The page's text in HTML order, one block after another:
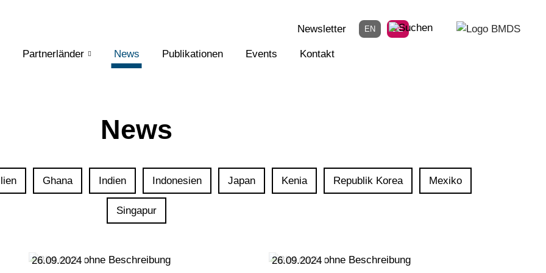
Partnerländer News Publikationen Events Kontakt
Newsletter EN DE
News
Ghana Indien Indonesien Japan Kenia Republik Korea Mexiko
Singapur
26.09.2024 26.09.2024